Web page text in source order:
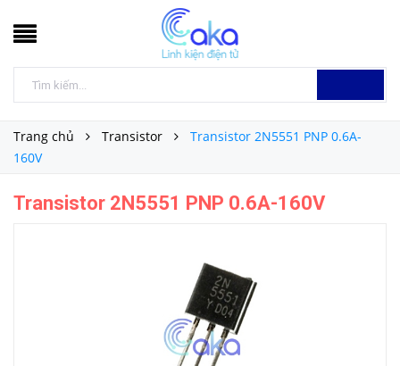
Trang chủ Transistor
Transistor 2N5551 PNP 0.6A-
160V
Transistor 2N5551 PNP 0.6A-160V